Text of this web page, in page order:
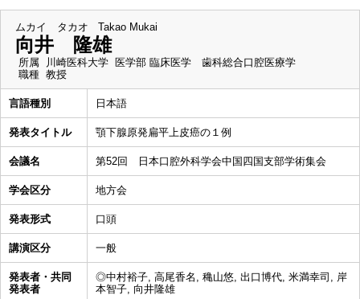
ムカイ タカオ Takao Mukai
向井 隆雄
所属
川崎医科大学 医学部 臨床医学 歯科総合口腔医療学
職種 教授
言語種別 日本語
発表タイトル 顎下腺原発扁平上皮癌の１例
会議名 第52回 日本口腔外科学会中国四国支部学術集会
学会区分 地方会
発表形式 口頭
講演区分 一般
発表者・共同
発表者
◎中村裕子, 高尾香名, 穐山悠, 出口博代, 米満幸司, 岸
本智子, 向井隆雄